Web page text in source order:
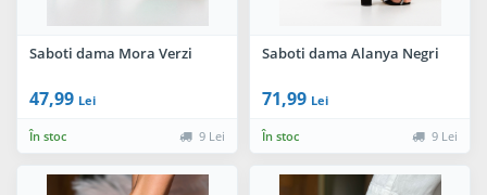
Saboti dama Mora Verzi
47,99 Lei
În stoc 9 Lei
Saboti dama Alanya Negri
71,99 Lei
În stoc 9 Lei